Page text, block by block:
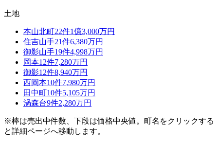
土地
本山北町22件1億3,000万円
住吉山手21件6,380万円
御影山手19件4,998万円
岡本12件7,280万円
御影12件8,940万円
西岡本10件7,980万円
田中町10件5,105万円
渦森台9件2,280万円
※棒は売出中件数、下段は価格中央値。町名をクリックする
と詳細ページへ移動します。